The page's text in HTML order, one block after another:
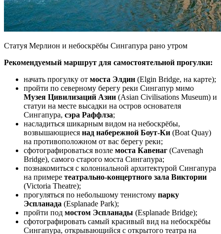
Статуя Мерлион и небоскрёбы Сингапура рано утром
Рекомендуемый маршрут для самостоятельной прогулки:
начать прогулку от моста Элдин (Elgin Bridge, на карте);
пройти по северному берегу реки Сингапур мимо
Музея Цивилизаций Азии (Asian Civilisations Museum) и
статуи на месте высадки на остров основателя
Сингапура, сэра Раффлза;
насладиться шикарным видом на небоскрёбы,
возвышающиеся над набережной Боут-Ки (Boat Quay)
на противоположном от вас берегу реки;
сфотографироваться возле моста Кавенаг (Cavenagh
Bridge), самого старого моста Сингапура;
познакомиться с колониальной архитектурой Сингапура
на примере театрально-концертного зала Виктории
(Victoria Theatre);
прогуляться по небольшому тенистому парку
Эспланада (Esplanade Park);
пройти под мостом Эспланады (Esplanade Bridge);
сфотографировать самый красивый вид на небоскрёбы
Сингапура, открывающийся с открытого театра на